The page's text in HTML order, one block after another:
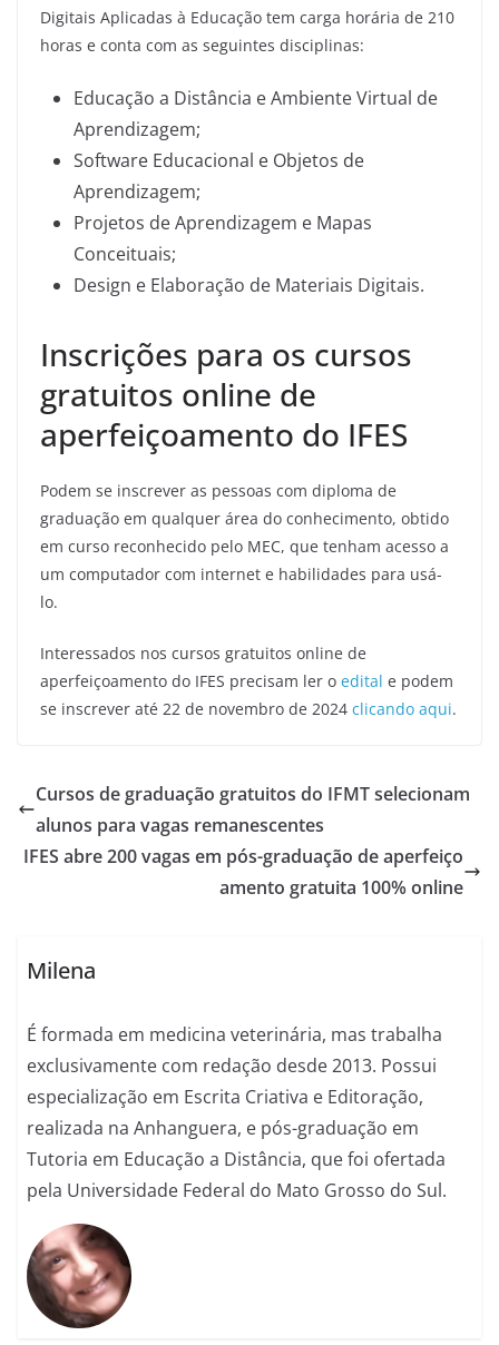
Digitais Aplicadas à Educação tem carga horária de 210
horas e conta com as seguintes disciplinas:
Educação a Distância e Ambiente Virtual de
Aprendizagem;
Software Educacional e Objetos de
Aprendizagem;
Projetos de Aprendizagem e Mapas
Conceituais;
Design e Elaboração de Materiais Digitais.
Inscrições para os cursos
gratuitos online de
aperfeiçoamento do IFES
Podem se inscrever as pessoas com diploma de
graduação em qualquer área do conhecimento, obtido
em curso reconhecido pelo MEC, que tenham acesso a
um computador com internet e habilidades para usá-
lo.
Interessados nos cursos gratuitos online de
aperfeiçoamento do IFES precisam ler o edital e podem
se inscrever até 22 de novembro de 2024 clicando aqui.
Cursos de graduação gratuitos do IFMT selecionam
alunos para vagas remanescentes
IFES abre 200 vagas em pós-graduação de aperfeiço
amento gratuita 100% online
Milena
É formada em medicina veterinária, mas trabalha
exclusivamente com redação desde 2013. Possui
especialização em Escrita Criativa e Editoração,
realizada na Anhanguera, e pós-graduação em
Tutoria em Educação a Distância, que foi ofertada
pela Universidade Federal do Mato Grosso do Sul.